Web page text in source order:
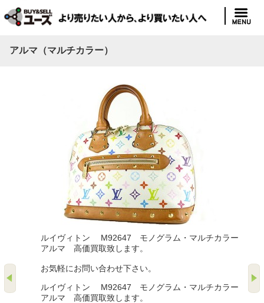
アルマ（マルチカラー）
ルイヴィトン M92647 モノグラム・マルチカラー
アルマ 高価買取致します。
お気軽にお問い合わせ下さい。
ルイヴィトン M92647 モノグラム・マルチカラー
アルマ 高価買取致します。